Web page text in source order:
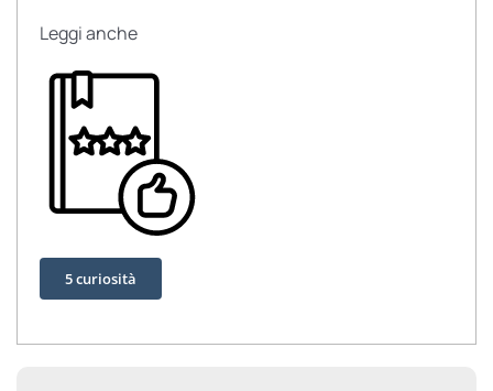
Leggi anche
5 curiosità